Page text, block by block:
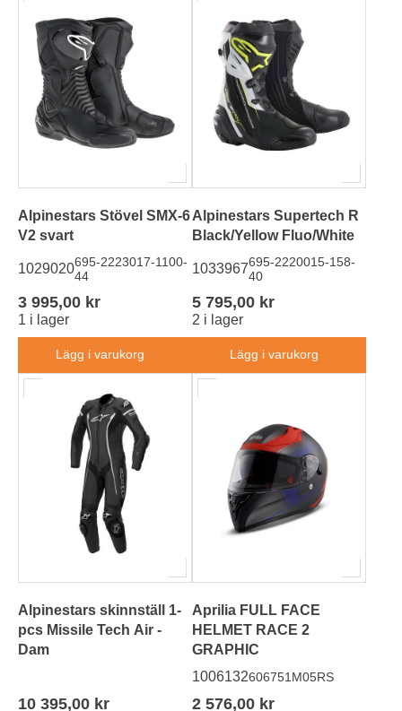
Alpinestars Stövel SMX-6
V2 svart
1029020695-2223017-1100-
44
3 995,00 kr
1 i lager
Lägg i varukorg
Alpinestars Supertech R
Black/Yellow Fluo/White
1033967695-2220015-158-
40
5 795,00 kr
2 i lager
Lägg i varukorg
Alpinestars skinnställ 1-
pcs Missile Tech Air -
Dam
10 395,00 kr
Aprilia FULL FACE
HELMET RACE 2
GRAPHIC
1006132606751M05RS
2 576,00 kr